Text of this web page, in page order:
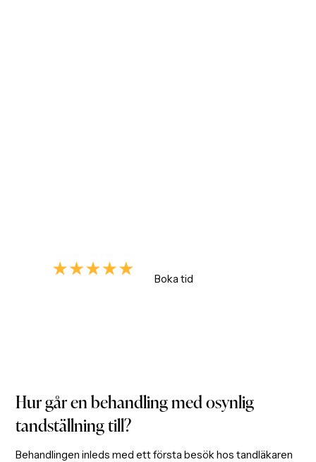
Boka tid
Hur går en behandling med osynlig
tandställning till?
Behandlingen inleds med ett första besök hos tandläkaren